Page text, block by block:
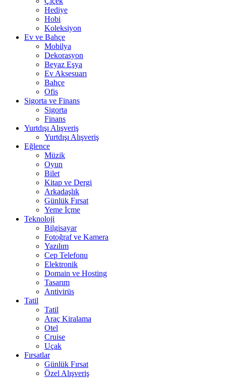
Hediye
Hobi
Koleksiyon
Ev ve Bahçe
Mobilya
Dekorasyon
Beyaz Eşya
Ev Aksesuarı
Bahçe
Ofis
Sigorta ve Finans
Sigorta
Finans
Yurtdışı Alışveriş
Yurtdışı Alışveriş
Eğlence
Müzik
Oyun
Bilet
Kitap ve Dergi
Arkadaşlık
Günlük Fırsat
Yeme İçme
Teknoloji
Bilgisayar
Fotoğraf ve Kamera
Yazılım
Cep Telefonu
Elektronik
Domain ve Hosting
Tasarım
Antivirüs
Tatil
Tatil
Araç Kiralama
Otel
Cruise
Uçak
Fırsatlar
Günlük Fırsat
Özel Alışveriş